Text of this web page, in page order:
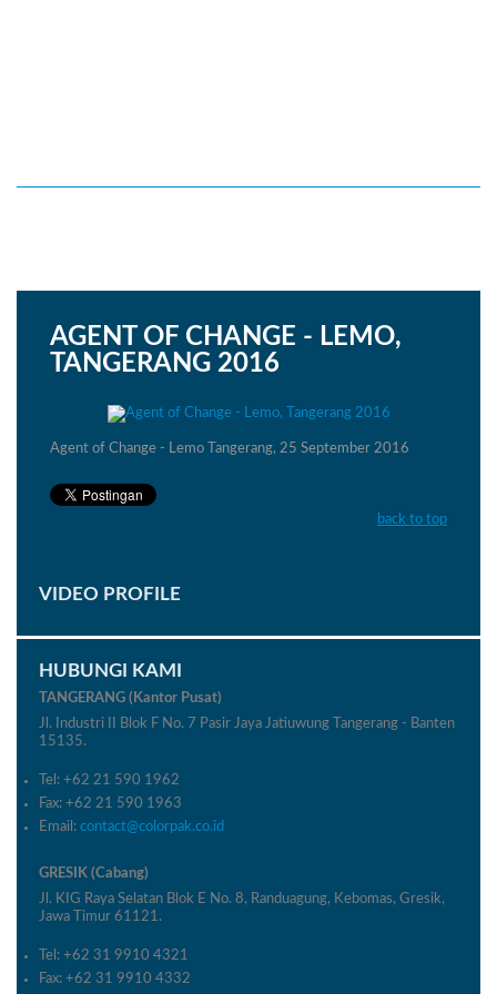
AGENT OF CHANGE - LEMO,
TANGERANG 2016
Agent of Change - Lemo Tangerang, 25 September 2016
back to top
VIDEO PROFILE
HUBUNGI KAMI
TANGERANG (Kantor Pusat)
Jl. Industri II Blok F No. 7 Pasir Jaya Jatiuwung Tangerang - Banten
15135.
Tel: +62 21 590 1962
Fax: +62 21 590 1963
Email: contact@colorpak.co.id
GRESIK (Cabang)
Jl. KIG Raya Selatan Blok E No. 8, Randuagung, Kebomas, Gresik,
Jawa Timur 61121.
Tel: +62 31 9910 4321
Fax: +62 31 9910 4332